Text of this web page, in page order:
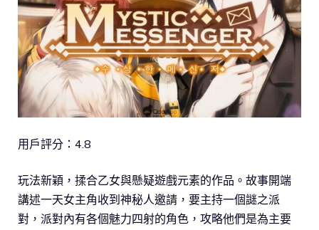
用戶評分：4.8
玩法新穎，揉合乙女與懸疑遊戲元素的作品。故事開端
講述一天女主角收到神秘人邀請，要主持一個謎之派
對，派對內有各個魅力四射的角色，攻略他們是為主要